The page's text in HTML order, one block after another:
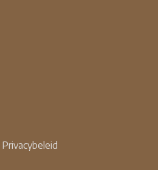
Privacybeleid